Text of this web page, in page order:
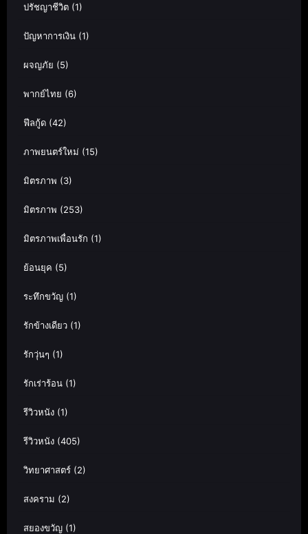
ปรัชญาชีวิต (1)
ปัญหาการเงิน (1)
ผจญภัย (5)
พากย์ไทย (6)
ฟีลกู้ด (42)
ภาพยนตร์ใหม่ (15)
มิตรภาพ (3)
มิตรภาพ (253)
มิตรภาพเพื่อนรัก (1)
ย้อนยุค (5)
ระทึกขวัญ (1)
รักข้างเดียว (1)
รักวุ่นๆ (1)
รักเร่าร้อน (1)
รีวิวหนัง (1)
รีวิวหนัง (405)
วิทยาศาสตร์ (2)
สงคราม (2)
สยองขวัญ (1)